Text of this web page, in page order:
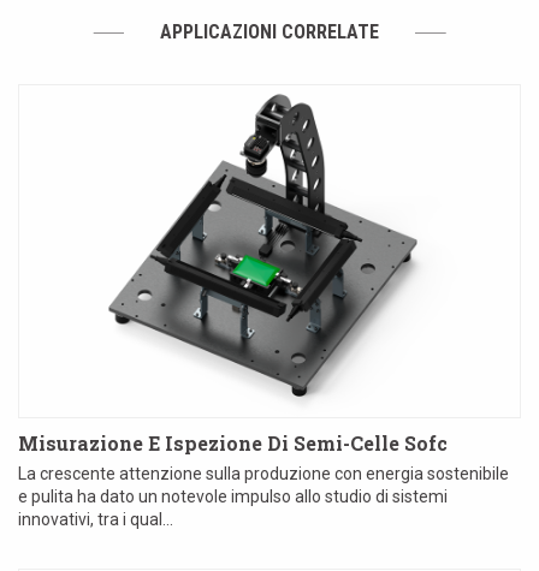
APPLICAZIONI CORRELATE
Misurazione E Ispezione Di Semi-Celle Sofc
La crescente attenzione sulla produzione con energia sostenibile
e pulita ha dato un notevole impulso allo studio di sistemi
innovativi, tra i qual...